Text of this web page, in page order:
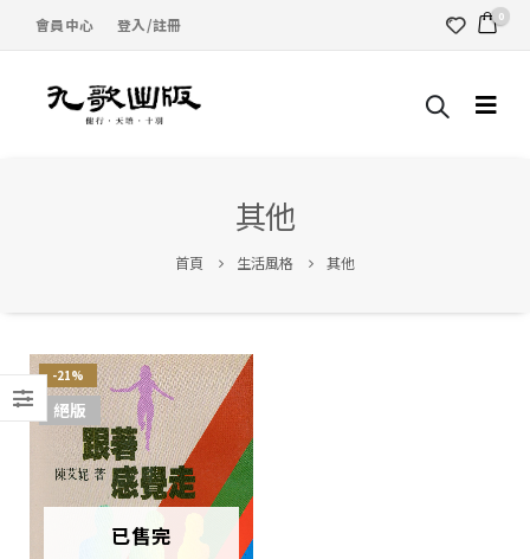
會員中心 登入/註冊 0
其他
首頁 生活風格 其他
-21%
已售完
絕版